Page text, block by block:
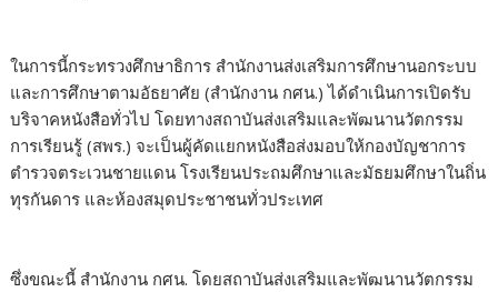
ในการนี้กระทรวงศึกษาธิการ สำนักงานส่งเสริมการศึกษานอกระบบ
และการศึกษาตามอัธยาศัย (สำนักงาน กศน.) ได้ดำเนินการเปิดรับ
บริจาคหนังสือทั่วไป โดยทางสถาบันส่งเสริมและพัฒนานวัตกรรม
การเรียนรู้ (สพร.) จะเป็นผู้คัดแยกหนังสือส่งมอบให้กองบัญชาการ
ตำรวจตระเวนชายแดน โรงเรียนประถมศึกษา​และมัธยมศึกษา​ในถิ่น
ทุรกันดาร และห้องสมุดประชาชน​ทั่วประเทศ
ซึ่งขณะนี้ สำนักงาน กศน. โดยสถาบันส่งเสริมและพัฒนานวัตกรรม